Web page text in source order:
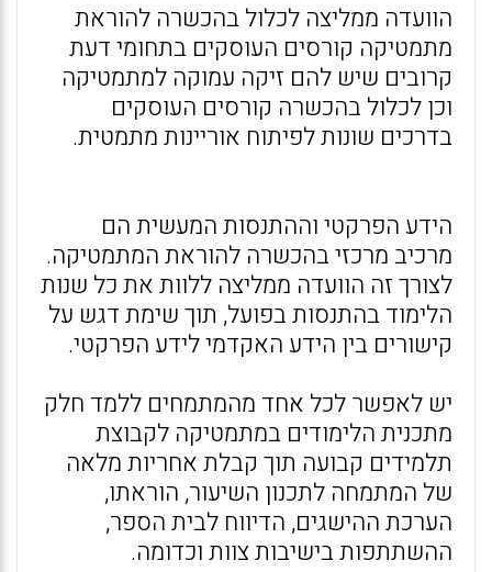
הוועדה ממליצה לכלול בהכשרה להוראת
מתמטיקה קורסים העוסקים בתחומי דעת
קרובים שיש להם זיקה עמוקה למתמטיקה
וכן לכלול בהכשרה קורסים העוסקים
בדרכים שונות לפיתוח אוריינות מתמטית.
הידע הפרקטי וההתנסות המעשית הם
מרכיב מרכזי בהכשרה להוראת המתמטיקה.
לצורך זה הוועדה ממליצה ללוות את כל שנות
הלימוד בהתנסות בפועל, תוך שימת דגש על
קישורים בין הידע האקדמי לידע הפרקטי.
יש לאפשר לכל אחד מהמתמחים ללמד חלק
מתכנית הלימודים במתמטיקה לקבוצת
תלמידים קבועה תוך קבלת אחריות מלאה
של המתמחה לתכנון השיעור, הוראתו,
הערכת ההישגים, הדיווח לבית הספר,
ההשתתפות בישיבות צוות וכדומה.